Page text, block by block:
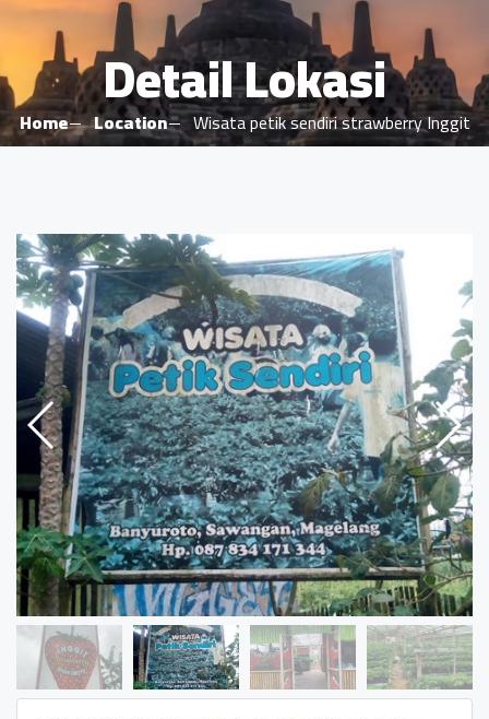
Detail Lokasi
Home Location Wisata petik sendiri strawberry Inggit